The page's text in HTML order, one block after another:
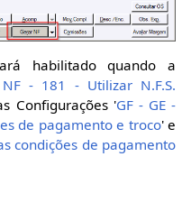
habilitado quando a
- 181 - Utilizar N.F.S.
Configurações 'GF - GE -
de pagamento e troco' e
condições de pagamento